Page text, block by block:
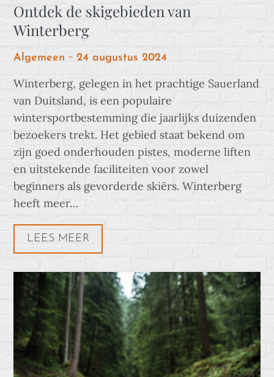
Ontdek de skigebieden van
Winterberg
Algemeen
Posted
24 augustus 2024
Winterberg, gelegen in het prachtige Sauerland
van Duitsland, is een populaire
wintersportbestemming die jaarlijks duizenden
bezoekers trekt. Het gebied staat bekend om
zijn goed onderhouden pistes, moderne liften
en uitstekende faciliteiten voor zowel
beginners als gevorderde skiërs. Winterberg
heeft meer…
LEES MEER